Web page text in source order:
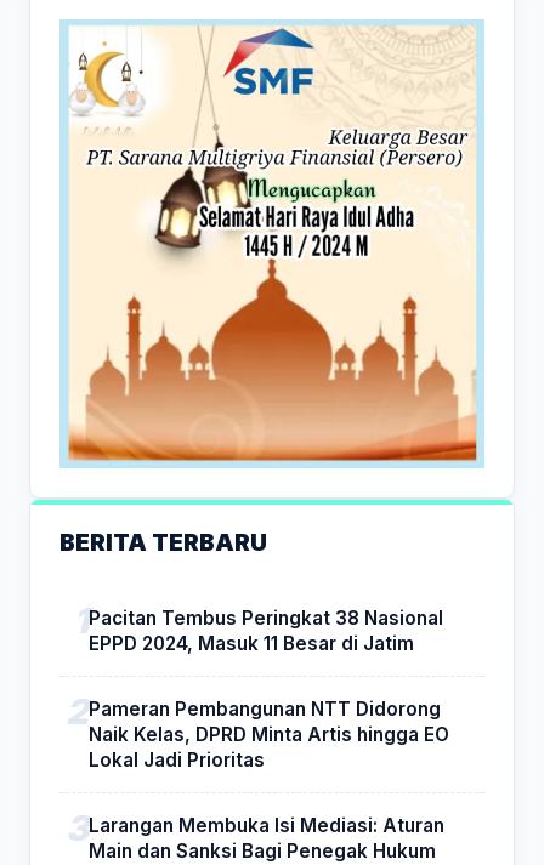
BERITA TERBARU
Pacitan Tembus Peringkat 38 Nasional
EPPD 2024, Masuk 11 Besar di Jatim
Pameran Pembangunan NTT Didorong
Naik Kelas, DPRD Minta Artis hingga EO
Lokal Jadi Prioritas
Larangan Membuka Isi Mediasi: Aturan
Main dan Sanksi Bagi Penegak Hukum